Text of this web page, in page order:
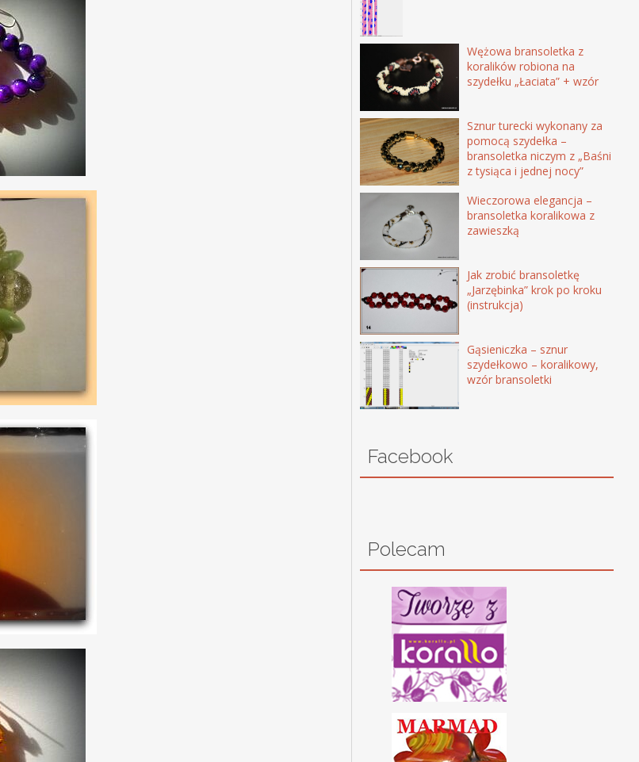
Wężowa bransoletka z
koralików robiona na
szydełku „Łaciata” + wzór
Sznur turecki wykonany za
pomocą szydełka –
bransoletka niczym z „Baśni
z tysiąca i jednej nocy”
Wieczorowa elegancja –
bransoletka koralikowa z
zawieszką
Jak zrobić bransoletkę
„Jarzębinka” krok po kroku
(instrukcja)
Gąsieniczka – sznur
szydełkowo – koralikowy,
wzór bransoletki
Facebook
Polecam